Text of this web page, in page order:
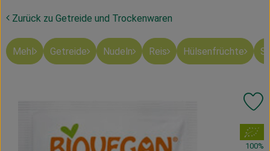
Ökokisten
Mahlitzscher Produkte
Obst & Gemüse
Zurück zu Getreide und Trockenwaren
Mehl Getreide Nudeln Reis Hülsenfrüchte
, Verband:
100%